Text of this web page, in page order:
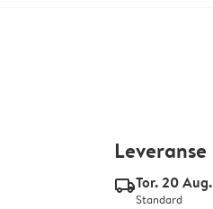
Leveranse
delivery_standard_v2Tor. 20 Aug.
Standard